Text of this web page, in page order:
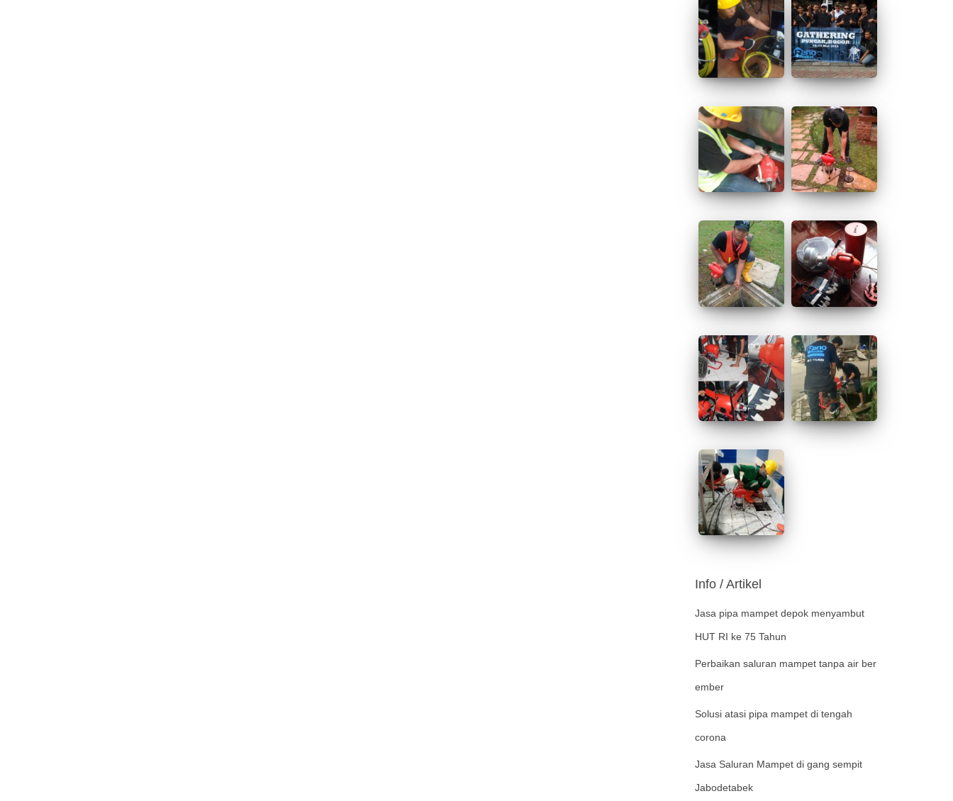
Info / Artikel
Jasa pipa mampet depok menyambut
HUT RI ke 75 Tahun
Perbaikan saluran mampet tanpa air ber
ember
Solusi atasi pipa mampet di tengah
corona
Jasa Saluran Mampet di gang sempit
Jabodetabek